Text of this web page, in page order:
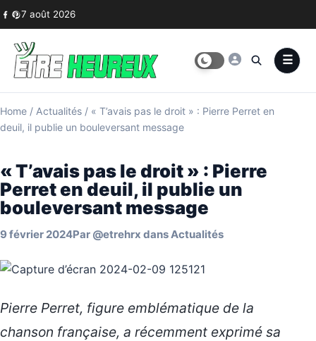
Skip to content
7 août 2026
Home / Actualités / « T’avais pas le droit » : Pierre Perret en
deuil, il publie un bouleversant message
« T’avais pas le droit » : Pierre
Perret en deuil, il publie un
bouleversant message
9 février 2024Par @etrehrx dansActualités
Pierre Perret, figure emblématique de la
chanson française, a récemment exprimé sa